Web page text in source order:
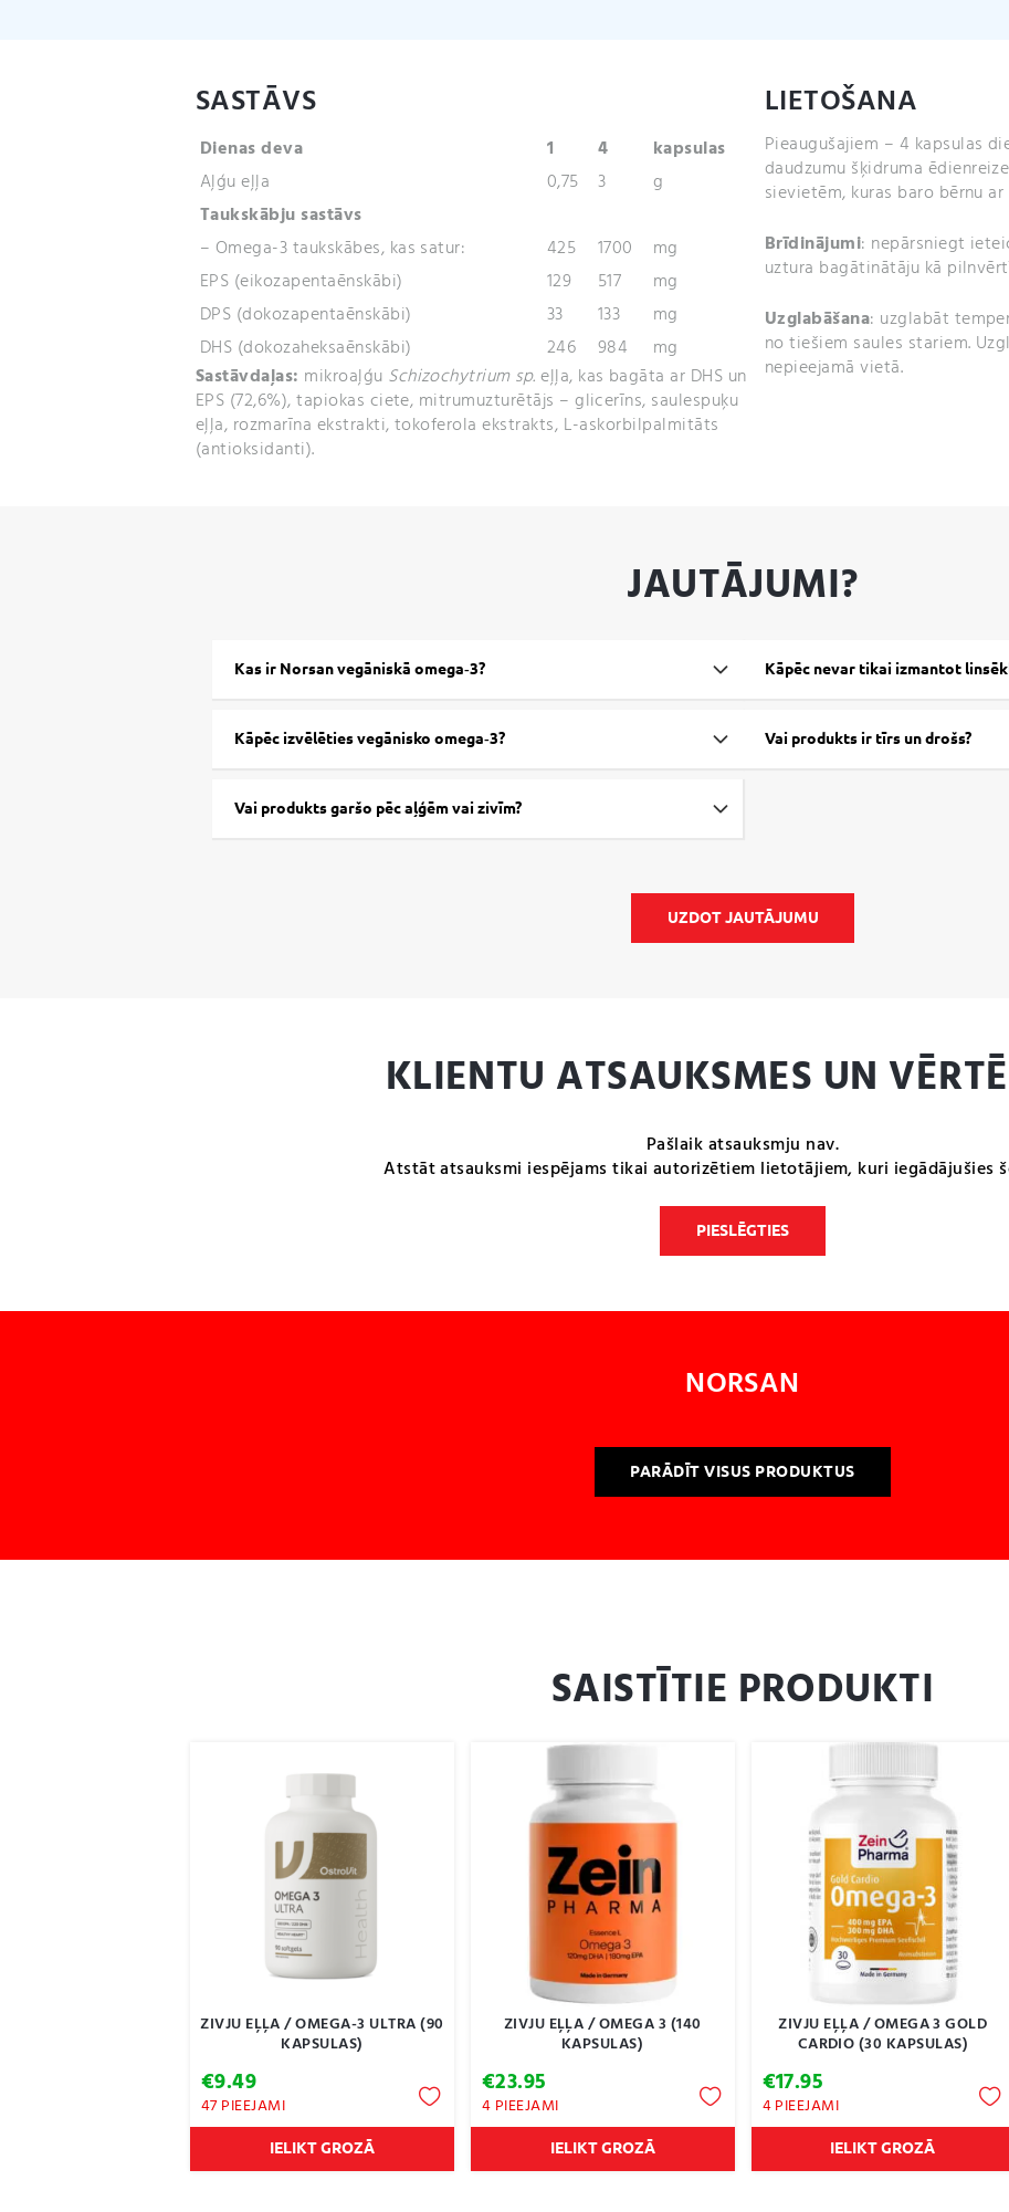
SASTĀVS
Dienas deva 1 4
kapsulas
Aļģu eļļa
0,75 3
g
Taukskābju sastāvs
– Omega-3 taukskābes, kas satur:
425 1700
mg
EPS (eikozapentaēnskābi)
129 517
mg
DPS (dokozapentaēnskābi)
33 133
mg
DHS (dokozaheksaēnskābi)
246 984
mg
Sastāvdaļas: mikroaļģu Schizochytrium sp.eļļa, kas bagāta ar DHS un
EPS (72,6%), tapiokas ciete, mitrumuzturētājs – glicerīns, saulespuķu
eļļa, rozmarīna ekstrakti, tokoferola ekstrakts, L-askorbilpalmitāts
(antioksidanti).
LIETOŠANA
Pieaugušajiem – 4 kapsulas
daudzumu šķidruma
sievietēm, kuras baro bērnu
Brīdinājumi: nepārsniegt
uztura bagātinātāju kā
Uzglabāšana: uzglabāt
no tiešiem saules stariem.
nepieejamā vietā.
JAUTĀJUMI?
Kas ir Norsan vegāniskā omega‑3?
Kāpēc izvēlēties vegānisko omega‑3?
Vai produkts garšo pēc aļģēm vai zivīm?
Kāpēc nevar tikai izmantot
Vai produkts ir tīrs un drošs?
UZDOT JAUTĀJUMU
KLIENTU ATSAUKSMES UN
Pašlaik atsauksmju nav.
Atstāt atsauksmi iespējams tikai autorizētiem lietotājiem, kuri iegādājušies
PIESLĒGTIES
NORSAN
PARĀDĪT VISUS PRODUKTUS
SAISTĪTIE PRODUKTI
ZIVJU EĻĻA / OMEGA-3 ULTRA (90
KAPSULAS)
€9.49
47 PIEEJAMI
IELIKT GROZĀ
ZIVJU EĻĻA / OMEGA 3 (140
KAPSULAS)
€23.95
4 PIEEJAMI
IELIKT GROZĀ
ZIVJU EĻĻA / OMEGA 3 GOLD
CARDIO (30 KAPSULAS)
€17.95
4 PIEEJAMI
IELIKT GROZĀ